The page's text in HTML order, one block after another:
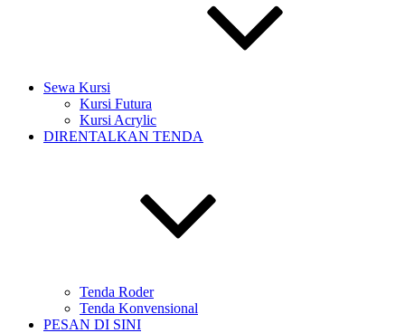
Sewa Kursi
Kursi Futura
Kursi Acrylic
DIRENTALKAN TENDA
Tenda Roder
Tenda Konvensional
PESAN DI SINI